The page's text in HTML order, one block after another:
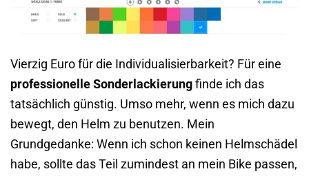
Vierzig Euro für die Individualisierbarkeit? Für eine
professionelle Sonderlackierung finde ich das
tatsächlich günstig. Umso mehr, wenn es mich dazu
bewegt, den Helm zu benutzen. Mein
Grundgedanke: Wenn ich schon keinen Helmschädel
habe, sollte das Teil zumindest an mein Bike passen,